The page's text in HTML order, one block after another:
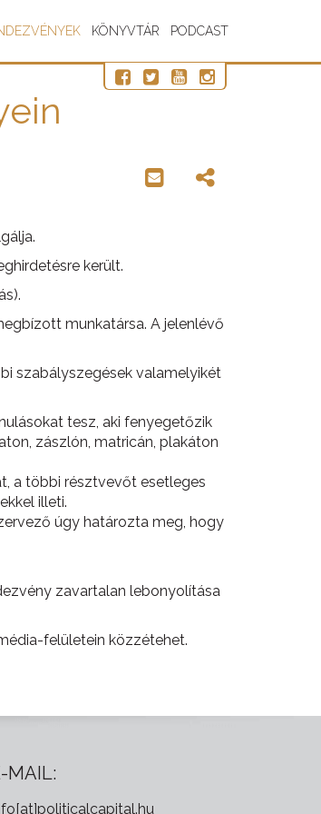
KÖNYVTÁR PODCAST
került.
munkatársa. A jelenlévő
szabályszegések valamelyikét
tesz, aki fenyegetőzik
zászlón, matricán, plakáton
a többi résztvevőt esetleges
illeti.
úgy határozta meg, hogy
zavartalan lebonyolítása
felületein közzétehet.
MAIL: